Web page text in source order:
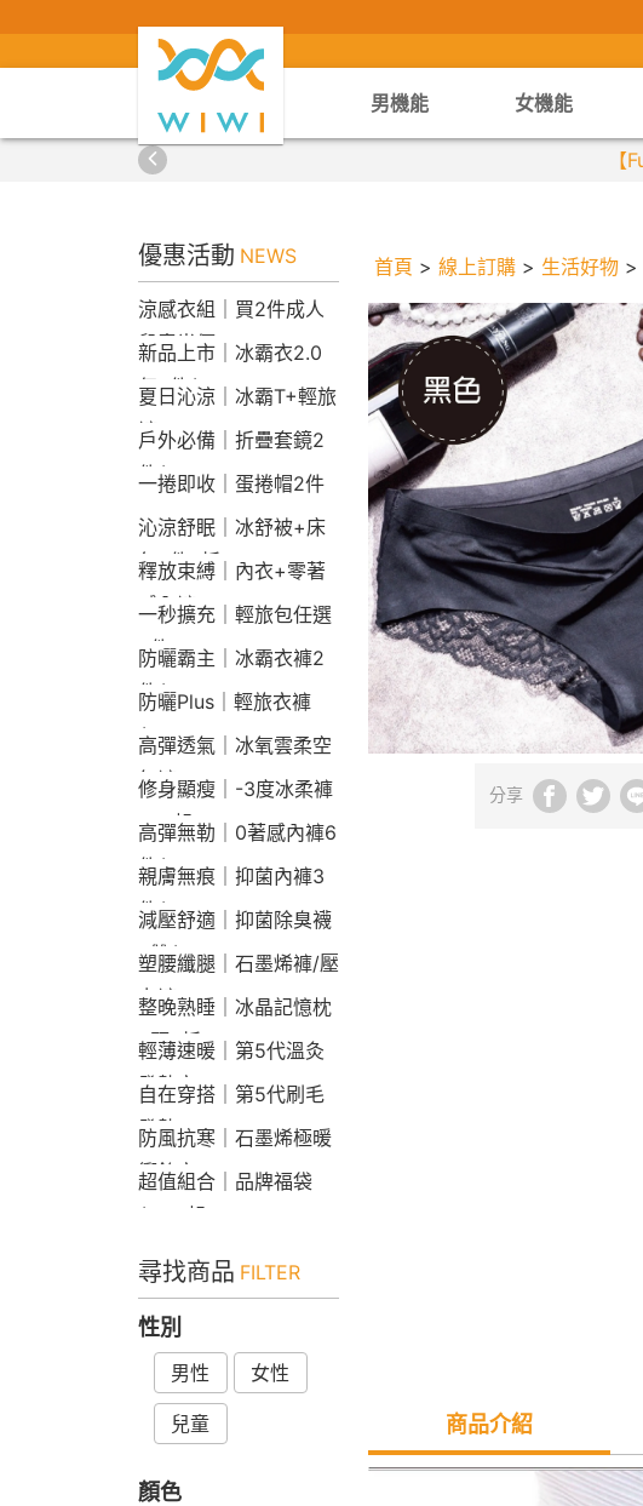
男機能 女機能
優惠活動 NEWS
涼感衣組｜買2件成人
兒童半價
新品上市｜冰霸衣2.0
任2件$2290
夏日沁涼｜冰霸T+輕旅
褲
戶外必備｜折疊套鏡2
件$1790
一捲即收｜蛋捲帽2件
1790
沁涼舒眠｜冰舒被+床
包2件9折
釋放束縛｜內衣+零著
感內褲
一秒擴充｜輕旅包任選
2件2190
防曬霸主｜冰霸衣褲2
件$1790
防曬Plus｜輕旅衣褲
$2190
高彈透氣｜冰氧雲柔空
氣褲
修身顯瘦｜-3度冰柔褲
790起
高彈無勒｜0著感內褲6
件$1290
親膚無痕｜抑菌內褲3
件$790
減壓舒適｜抑菌除臭襪
3雙$660
塑腰纖腿｜石墨烯褲/壓
力褲
整晚熟睡｜冰晶記憶枕
2顆9折
輕薄速暖｜第5代溫灸
發熱衣
自在穿搭｜第5代刷毛
發熱Bra T
防風抗寒｜石墨烯極暖
衝鋒衣
超值組合｜品牌福袋
$599起
尋找商品 FILTER
性別
男性 女性
兒童
顏色
首頁 > 線上訂購 > 生活好物 >
分享
商品介紹